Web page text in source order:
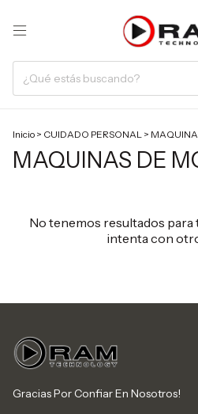
Inicio > CUIDADO PERSONAL >
MAQUINAS DE
No tenemos resultados para
intenta con
Gracias Por Confiar En Nosotros!